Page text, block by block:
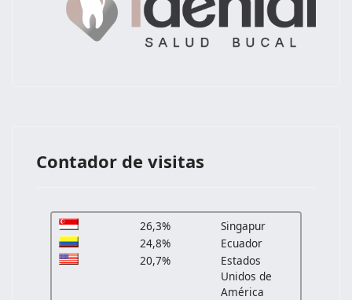
Contador de visitas
26,3%
Singapur
24,8%
Ecuador
20,7%
Estados
Unidos de
América